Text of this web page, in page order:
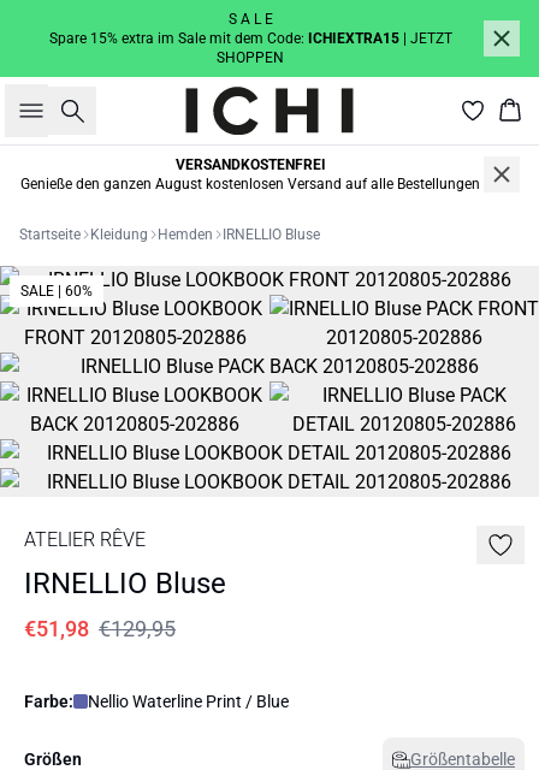
S A L E
Spare 15% extra im Sale mit dem Code: ICHIEXTRA15
| JETZT
SHOPPEN
Suche
VERSANDKOSTENFREI
Genieße den ganzen August kostenlosen Versand auf alle Bestellungen
Startseite Kleidung Hemden IRNELLIO Bluse
SALE | 60%
ATELIER RÊVE
IRNELLIO Bluse
€51,98 €129,95
Farbe: Nellio Waterline Print / Blue
Größen Größentabelle